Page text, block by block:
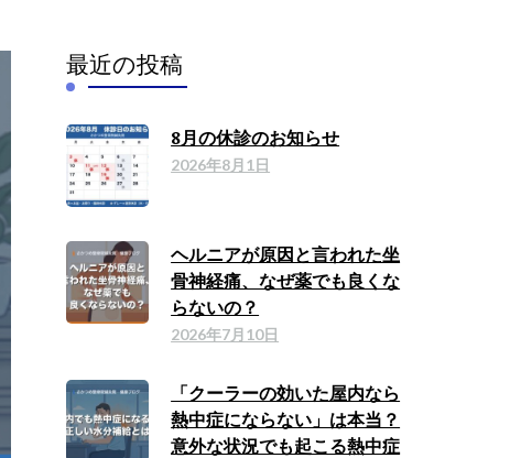
最近の投稿
8月の休診のお知らせ
2026年8月1日
ヘルニアが原因と言われた坐
骨神経痛、なぜ薬でも良くな
らないの？
2026年7月10日
「クーラーの効いた屋内なら
熱中症にならない」は本当？
意外な状況でも起こる熱中症